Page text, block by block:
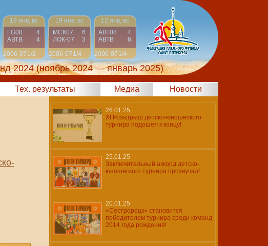
19 янв, вс
FG08
4
АВТВ
4
2006-07 1/2
19 янв, вс
МСК07
6
ЛОК-07
3
2006-07 1/4
12 янв, вс
АВТ08
4
АВТВ
6
2006-07 1/4
2024 (ноябрь 2024 — январь 2025)
Тех. результаты Медиа Новости
26.01.25
XI Розыгрыш детско-юношеского
турнира подошёл к концу!
25.01.25
Заключительный аккорд детско-
юношеского турнира прозвучал!
20.01.25
«Сестрорецк» становится
победителем турнира среди команд
2014 года рождения!